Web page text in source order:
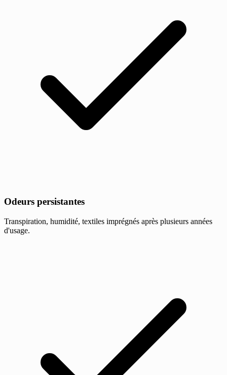
Odeurs persistantes
Transpiration, humidité, textiles imprégnés après plusieurs années
d'usage.